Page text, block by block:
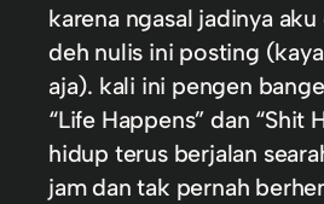
karena ngasal jadinya
deh nulis ini posting
aja). kali ini pengen
“Life Happens” dan “Shit
hidup terus berjalan
jam dan tak pernah